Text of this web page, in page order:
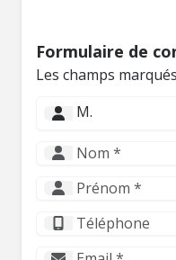
Formulaire de
Les champs
M.